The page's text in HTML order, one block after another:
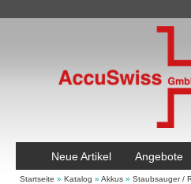
Neue Artikel Angebote
Startseite » Katalog » Akkus » Staubsauger /